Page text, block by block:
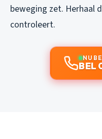
beweging zet. Herhaal
controleert.
NU
BEL